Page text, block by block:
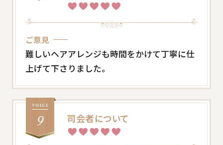
ご意見
難しいヘアアレンジも時間をかけて丁寧に仕
上げて下さりました。
司会者について